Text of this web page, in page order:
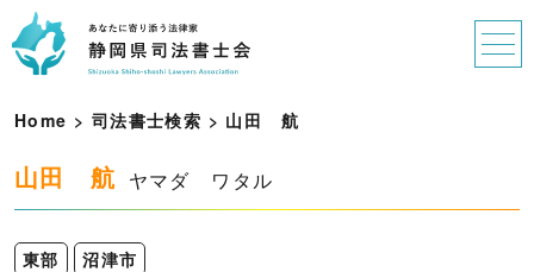
Home > 司法書士検索 > 山 田 航
山田 航 ヤマダ ワタル
東部 沼津市